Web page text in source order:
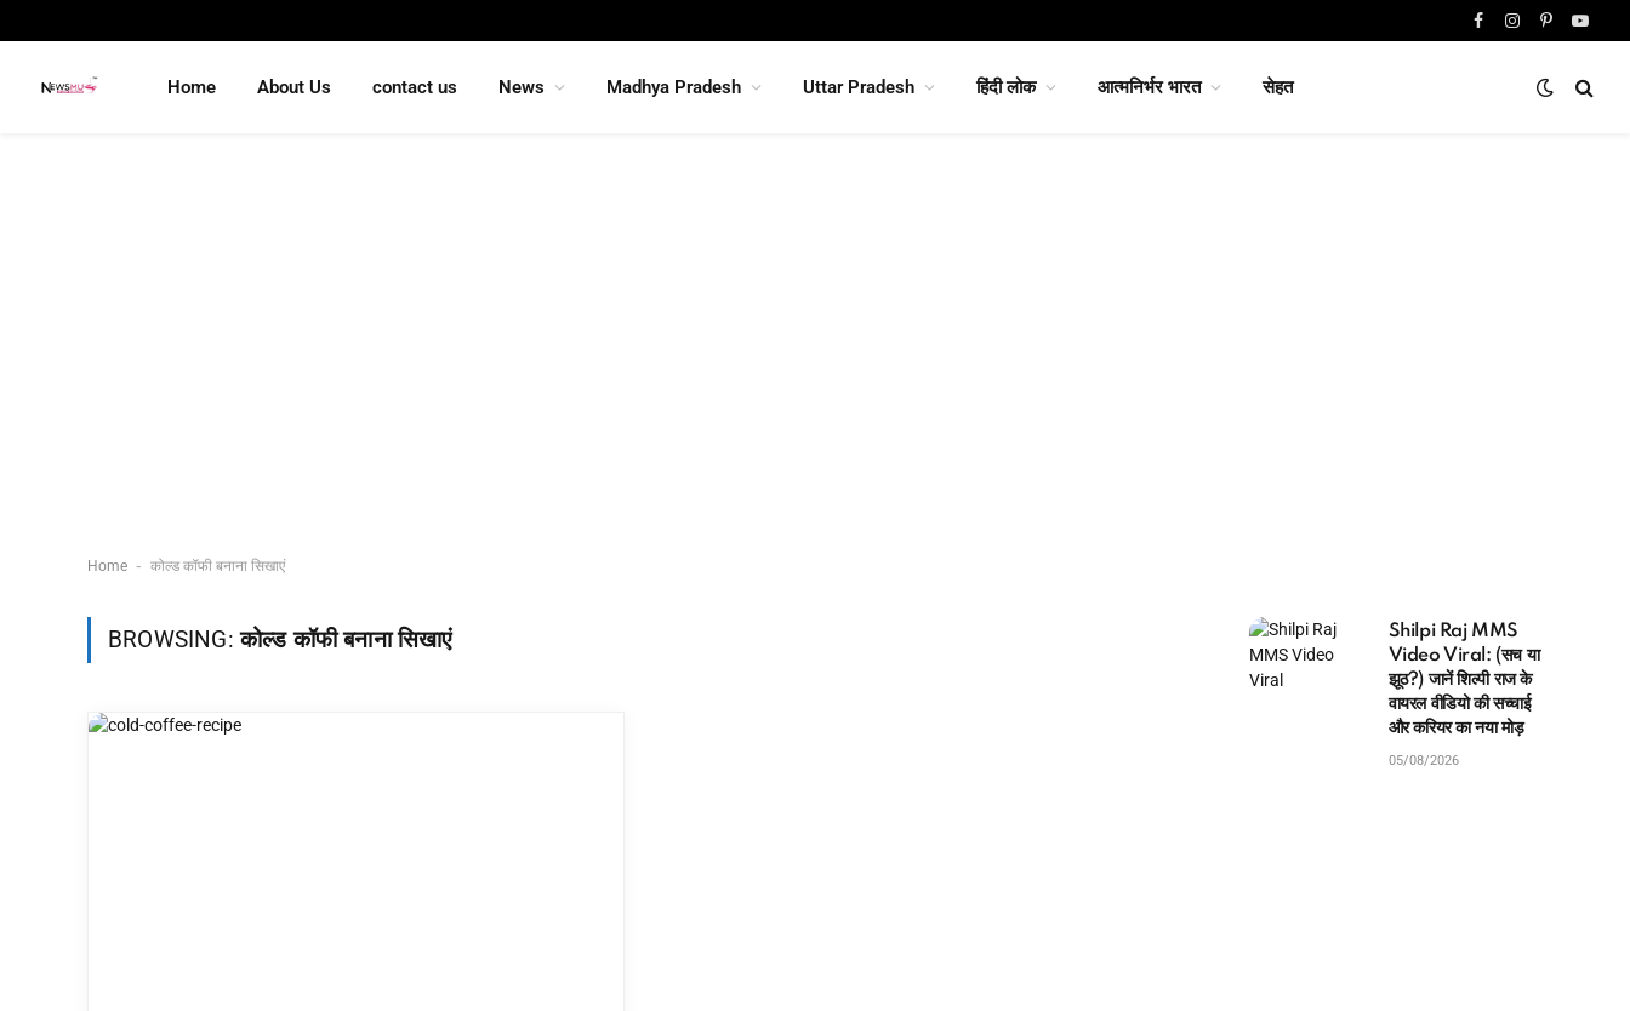
FacebookInstagram
Pinterest
Home About Us contact us News Madhya Pradesh Uttar Pradesh हिंदी लोक आत्मनिर्भर भारत सेहत
Home - कोल्ड कॉफी बनाना सिखाएं
BROWSING:कोल्ड कॉफी बनाना सिखाएं
Shilpi Raj MMS
Video Viral: (सच या
झूठ?) जानें शिल्पी राज के
वायरल वीडियो की सच्चाई
और करियर का नया मोड़
05/08/2026